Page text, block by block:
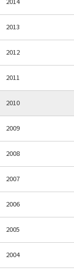
2013
2012
2011
2010
2009
2008
2007
2006
2005
2004